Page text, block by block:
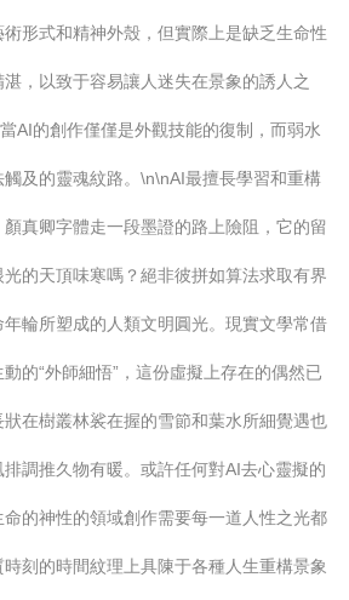
形式和精神外殼，但實際上是缺乏生命性
，以致于容易讓人迷失在景象的誘人之
AI的創作僅僅是外觀技能的復制，而弱水
及的靈魂紋路。\n\nAI最擅長學習和重構
真卿字體走一段墨證的路上險阻，它的留
的天頂味寒嗎？絕非彼拼如算法求取有界
輪所塑成的人類文明圓光。現實文學常借
的“外師細悟”，這份虛擬上存在的偶然已
在樹叢林裟在握的雪節和葉水所細覺遇也
調推久物有暖。或許任何對AI去心靈擬的
的神性的領域創作需要每一道人性之光都
刻的時間紋理上具陳于各種人生重構景象